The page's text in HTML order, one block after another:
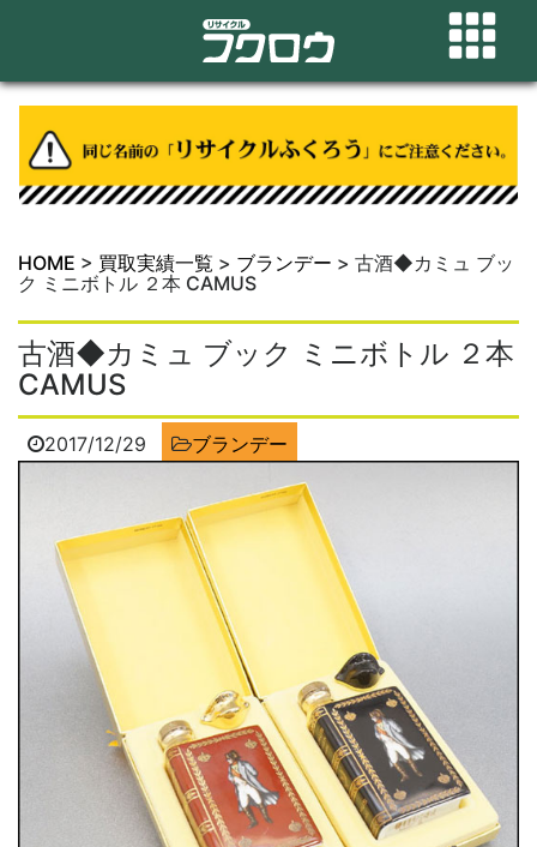
HOME > 買取実績一覧 > ブランデー > 古酒◆カミュ ブッ
ク ミニボトル ２本 CAMUS
古酒◆カミュ ブック ミニボトル ２本
CAMUS
2017/12/29 ブランデー